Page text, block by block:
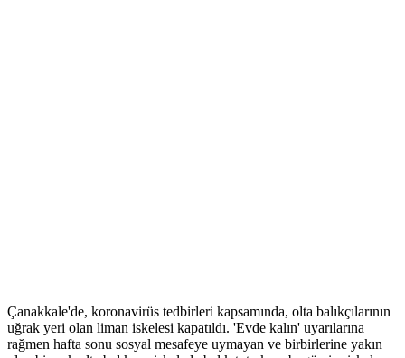
Çanakkale'de, koronavirüs tedbirleri kapsamında, olta balıkçılarının
uğrak yeri olan liman iskelesi kapatıldı. 'Evde kalın' uyarılarına
rağmen hafta sonu sosyal mesafeye uymayan ve birbirlerine yakın